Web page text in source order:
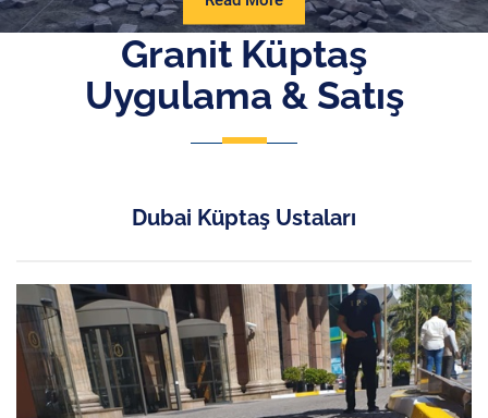
More
Granit Küptaş
Uygulama & Satış
Dubai Küptaş Ustaları